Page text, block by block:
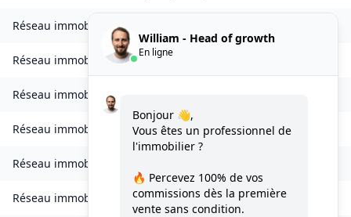
Réseau immobilierVentenac-en-Minervois
Réseau immobilier Verdun-en-Lauragais
Réseau immobilierVignevieille
Réseau immobilier Villalier( 11600)
Réseau immobilier
Réseau immobilier Villardebelle(11580)
William - Head of growth
En ligne
Bonjour 👋,
Vous êtes un professionnel de
l'immobilier ?
🔥 Percevez 100% de vos
commissions dès la première
vente sans condition.